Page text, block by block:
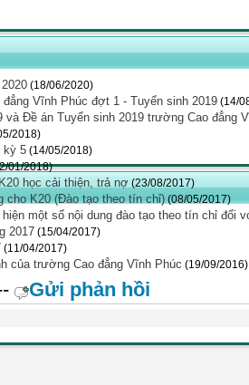
(18/06/2020)
đẳng Vĩnh Phúc đợt 1 - Tuyển sinh 2019 (14/
và Đề án Tuyển sinh 2019 trường Cao đẳng
2018)
kỳ 5 (14/05/2018)
01/2018)
học cải thiện, trả nợ (23/08/2017)
cho K20 (Đào tạo theo tín chỉ) (08/05/2017)
một số nội dung đào tạo theo tín chỉ đối
2017 (15/04/2017)
(11/04/2017)
của trường Cao đẳng Vĩnh Phúc (19/09/2016)
Gửi phản hồi